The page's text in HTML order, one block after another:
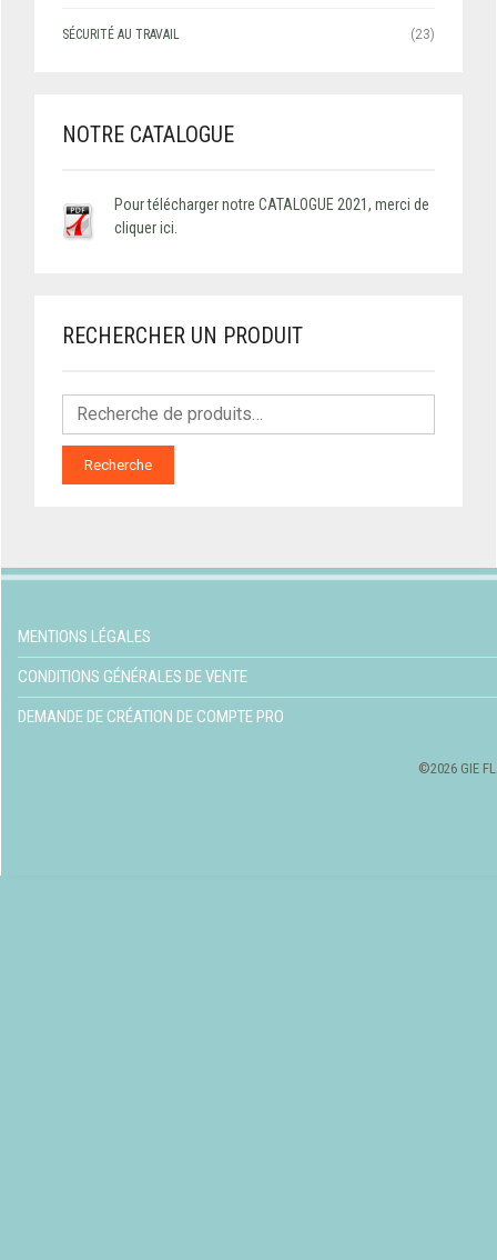
SÉCURITÉ AU TRAVAIL (23)
NOTRE CATALOGUE
Pour télécharger notre CATALOGUE 2021, merci de
cliquer ici.
RECHERCHER UN PRODUIT
Recherche
MENTIONS LÉGALES
CONDITIONS GÉNÉRALES DE VENTE
DEMANDE DE CRÉATION DE COMPTE PRO
©2026 GIE